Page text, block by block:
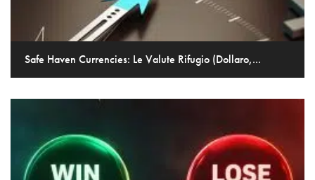
Safe Haven Currencies: Le Valute Rifugio (Dollaro,...